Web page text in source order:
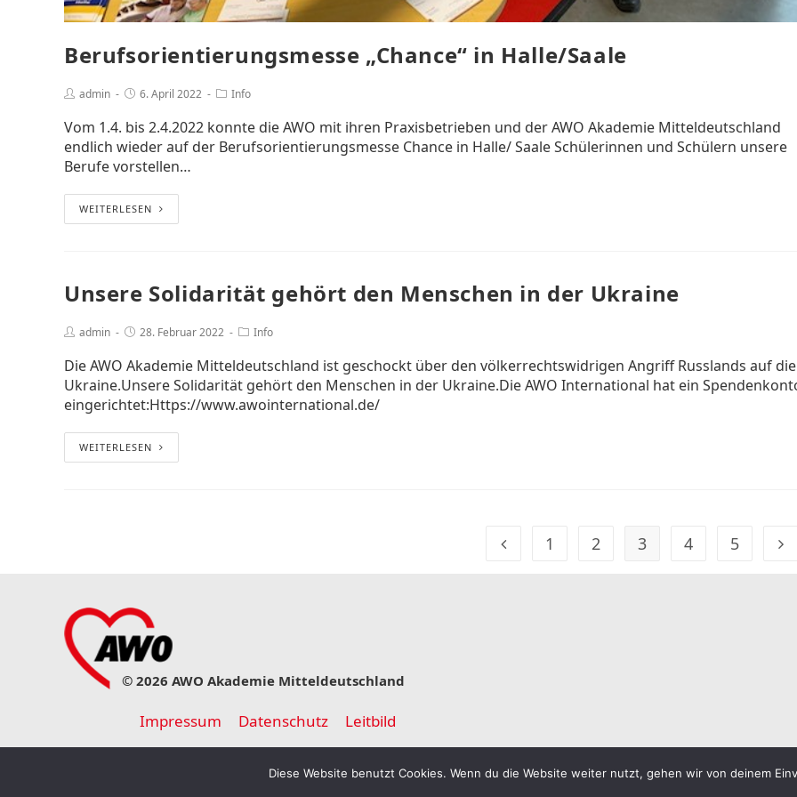
Berufsorientierungsmesse „Chance“ in Halle/Saale
admin 6. April 2022 Info
Vom 1.4. bis 2.4.2022 konnte die AWO mit ihren Praxisbetrieben und der AWO Akademie Mitteldeutschland
endlich wieder auf der Berufsorientierungsmesse Chance in Halle/ Saale Schülerinnen und Schülern unsere
Berufe vorstellen…
WEITERLESEN
Unsere Solidarität gehört den Menschen in der Ukraine
admin 28. Februar 2022 Info
Die AWO Akademie Mitteldeutschland ist geschockt über den völkerrechtswidrigen Angriff Russlands auf die
Ukraine.Unsere Solidarität gehört den Menschen in der Ukraine.Die AWO International hat ein
eingerichtet:Https://www.awointernational.de/
WEITERLESEN
1 2 3 4 5
© 2026 AWO Akademie Mitteldeutschland
Impressum Datenschutz Leitbild
Diese Website benutzt Cookies. Wenn du die Website weiter nutzt, gehen wir von deinem